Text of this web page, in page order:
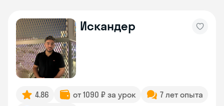
Искандер
4.86 от 1090 ₽ за урок
7 лет опыта